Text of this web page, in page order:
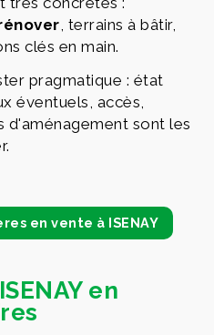
, terrains à bâtir,
clés en main.
pragmatique : état
éventuels, accès,
d'aménagement sont les
en vente à ISENAY
en